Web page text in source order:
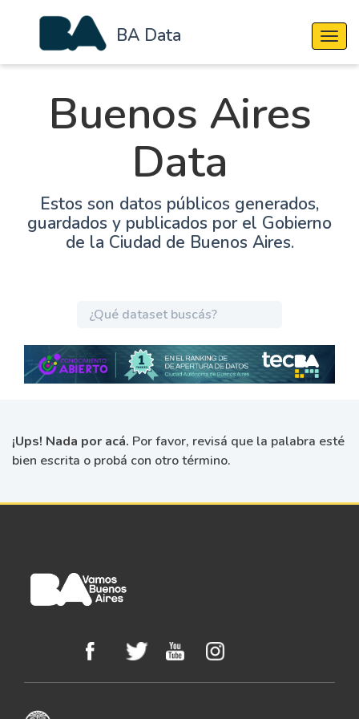
BA Data
Buenos Aires
Data
Estos son datos públicos generados,
guardados y publicados por el Gobierno
de la Ciudad de Buenos Aires.
¡Ups! Nada por acá. Por favor, revisá que la palabra esté
bien escrita o probá con otro término.